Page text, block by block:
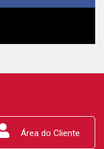
Área do Cliente